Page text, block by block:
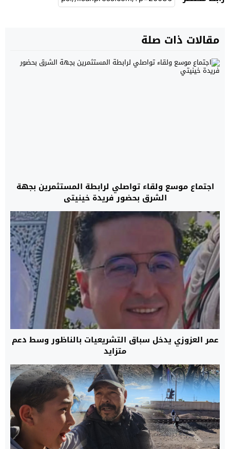
مقالات ذات صلة
اجتماع موسع ولقاء تواصلي لرابطة المستثمرين بجهة
الشرق بحضور فريدة خينيتي
عمر العزوزي يدخل سباق التشريعيات بالناظور وسط دعم
متزايد